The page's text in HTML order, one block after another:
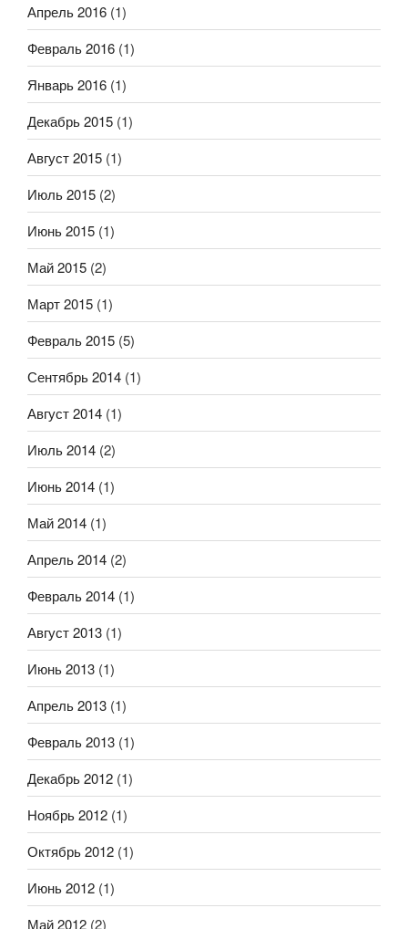
Апрель 2016 (1)
Февраль 2016 (1)
Январь 2016 (1)
Декабрь 2015 (1)
Август 2015 (1)
Июль 2015 (2)
Июнь 2015 (1)
Май 2015 (2)
Март 2015 (1)
Февраль 2015 (5)
Сентябрь 2014 (1)
Август 2014 (1)
Июль 2014 (2)
Июнь 2014 (1)
Май 2014 (1)
Апрель 2014 (2)
Февраль 2014 (1)
Август 2013 (1)
Июнь 2013 (1)
Апрель 2013 (1)
Февраль 2013 (1)
Декабрь 2012 (1)
Ноябрь 2012 (1)
Октябрь 2012 (1)
Июнь 2012 (1)
Май 2012 (2)